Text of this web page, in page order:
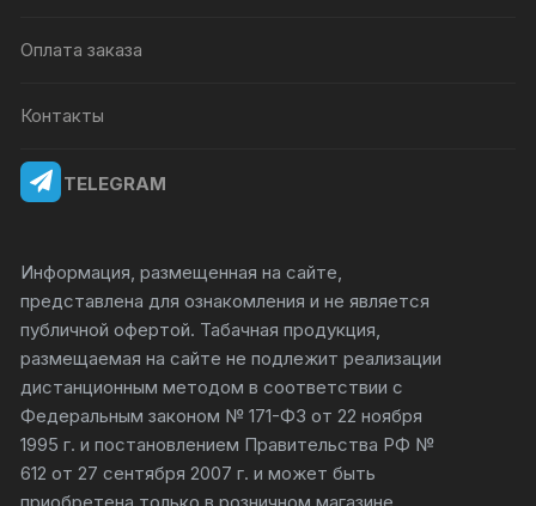
Оплата заказа
Контакты
TELEGRAM
Информация, размещенная на сайте,
представлена для ознакомления и не является
публичной офертой. Табачная продукция,
размещаемая на сайте не подлежит реализации
дистанционным методом в соответствии с
Федеральным законом № 171-ФЗ от 22 ноября
1995 г. и постановлением Правительства РФ №
612 от 27 сентября 2007 г. и может быть
приобретена только в розничном магазине.